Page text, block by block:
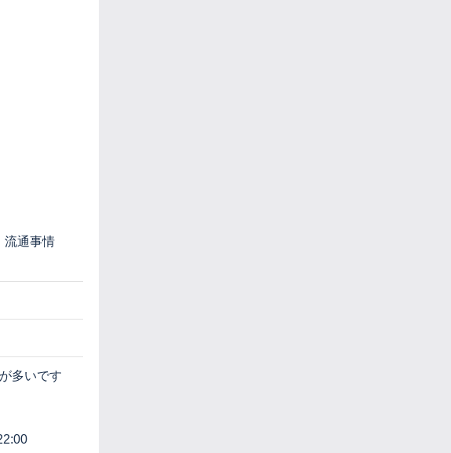
流通事情
多いです